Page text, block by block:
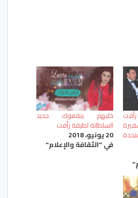
خليهم ينفعوك جديد
السلطانة لطيفة رأفت
20 يونيو، 2018
في "الثقافة والإعلام"